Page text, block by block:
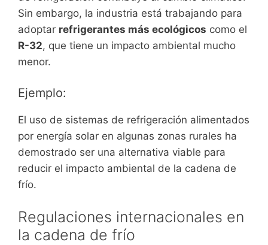
Sin embargo, la industria está trabajando para
adoptar refrigerantes más ecológicos como el
R-32, que tiene un impacto ambiental mucho
menor.
Ejemplo:
El uso de sistemas de refrigeración alimentados
por energía solar en algunas zonas rurales ha
demostrado ser una alternativa viable para
reducir el impacto ambiental de la cadena de
frío.
Regulaciones internacionales en
la cadena de frío